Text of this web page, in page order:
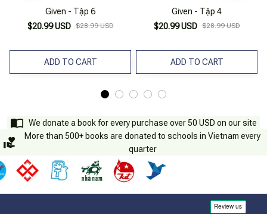
Given - Tập 6
$20.99 USD $28.99 USD
ADD TO CART
Given - Tập 4
$20.99 USD $28.99 USD
ADD TO CART
We donate a book for every purchase over 50 USD on our site
More than 500+ books are donated to schools in Vietnam every
quarter